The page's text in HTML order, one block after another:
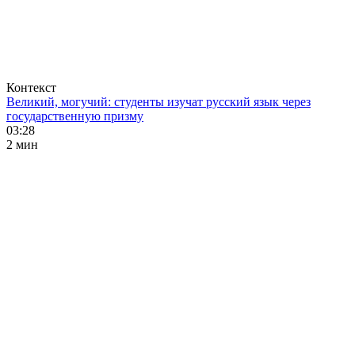
Контекст
Великий, могучий: студенты изучат русский язык через
государственную призму
03:28
2 мин